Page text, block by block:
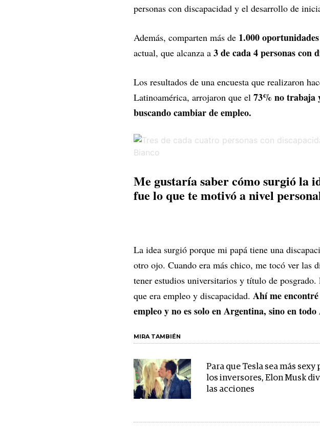
personas con discapacidad y el desarrollo de
Además, comparten más de 1.000 oportunidades
actual, que alcanza a 3 de cada 4 personas con
Los resultados de una encuesta que realizaron
Latinoamérica, arrojaron que el 73% no trabaja
buscando cambiar de empleo.
Me gustaría saber cómo surgió la
fue lo que te motivó a nivel
La idea surgió porque mi papá tiene una
otro ojo. Cuando era más chico, me tocó ver las
tener estudios universitarios y título de
que era empleo y discapacidad. Ahí me
empleo y no es solo en Argentina, sino en
MIRA TAMBIÉN
Para que Tesla sea más sexy
los inversores, Elon Musk
las acciones